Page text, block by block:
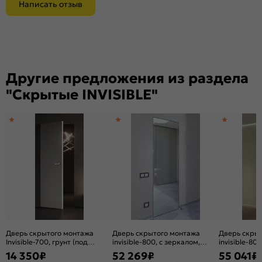
Написать отзыв
Другие предложения из раздела
"Скрытые INVISIBLE"
Дверь скрытого монтажа
Invisible-700, грунт (под
окраску), прямое открывание,
Грунт, каркасно-щитовая
14 350₽
Дверь скрытого монтажа
invisible-800, с зеркалом,
серебро, кромка
алюминиевая матовый хром,
52 269₽
Дверь
invisible-
серебро,
55 041₽